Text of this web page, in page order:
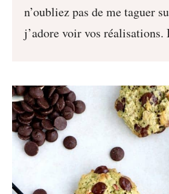
n’oubliez pas de me taguer
j’adore voir vos réalisations.